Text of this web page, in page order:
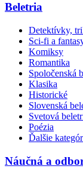
Beletria
Detektívky,
Sci-fi a
Komiksy
Romantika
Spoločenská
Klasika
Historické
Slovenská
Svetová
Poézia
Ďalšie
Náučná a